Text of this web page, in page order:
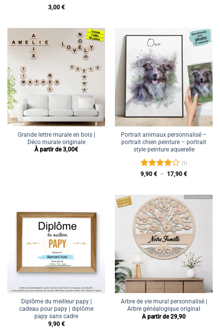
Note4.8
3,00 €
Grande lettre murale en bois |
Déco murale originale
À partir de 3,00€
Portrait animaux personnalisé –
portrait chien peinture – portrait
style peinture aquerelle
Note 4
(1)
9,90 € – 17,90 €Plage
à
17,90 €
Diplôme du meilleur papy |
cadeau pour papy | diplôme
papy sans cadre
9,90 €
Arbre de vie mural personnalisé |
Arbre généalogique original
A partir de 29,90